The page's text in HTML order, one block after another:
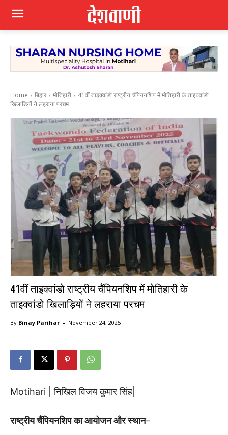
Home बिहार मोतिहारी
41वीं ताइक्वांडो राष्ट्रीय चैंपियनशिप में मोतिहारी के ताइक्वांडो
खिलाड़ियों ने लहराया परचम
41वीं ताइक्वांडो राष्ट्रीय चैंपियनशिप में मोतिहारी के
ताइक्वांडो खिलाड़ियों ने लहराया परचम
By Binay Parihar - November 24, 2025
Motihari | निखिल विजय कुमार सिंह|
राष्ट्रीय चैंपियनशिप का आयोजन और स्थान–